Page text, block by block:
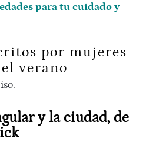
para tu cuidado y
y la ciudad, de